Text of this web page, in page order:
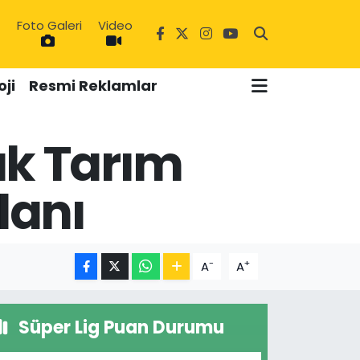
Foto Galeri Video
Resmi Reklamlar
Tarım
A- A+
Süper Lig Puan Durumu